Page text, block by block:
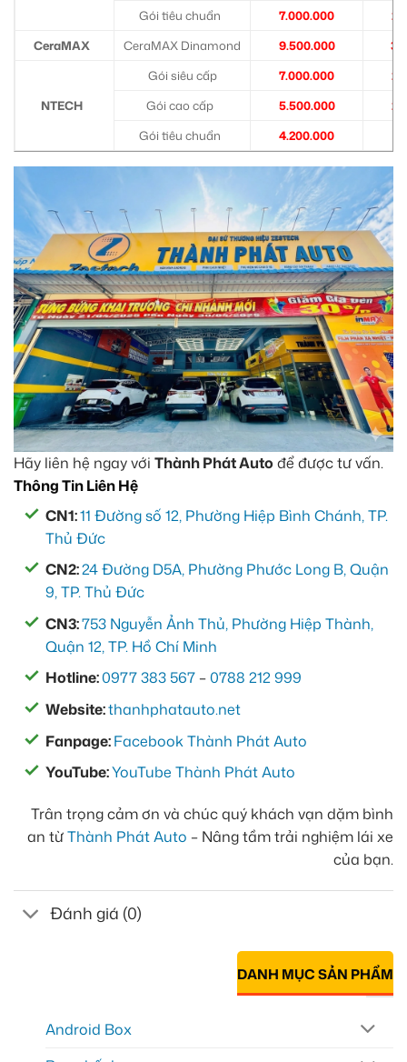
Gói tiêu chuẩn
7.000.000
CeraMAX
CeraMAX Dinamond 9.500.000
NTECH
Gói siêu cấp 7.000.000
Gói cao cấp
5.500.000
Gói tiêu chuẩn
4.200.000
Hãy liên hệ ngay với Thành Phát Auto để được tư vấn.
Thông Tin Liên Hệ
CN1:11 Đường số 12, Phường Hiệp Bình Chánh, TP.
Thủ Đức
CN2:24 Đường D5A, Phường Phước Long B, Quận
9, TP. Thủ Đức
CN3:753 Nguyễn Ảnh Thủ, Phường Hiệp Thành,
Quận 12, TP. Hồ Chí Minh
Hotline:0977 383 567 –0788 212 999
Website:thanhphatauto.net
Fanpage:Facebook Thành Phát Auto
YouTube:YouTube Thành Phát Auto
Trân trọng cảm ơn và chúc quý khách vạn dặm bình
an từThành Phát Auto – Nâng tầm trải nghiệm lái xe
của bạn.
Đánh giá (0)
DANH MỤC SẢN PHẨM
Android Box